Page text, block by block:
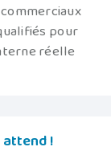
pour
réelle
!